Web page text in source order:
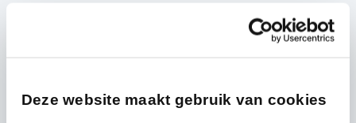
Deze website maakt gebruik van cookies
Wachtwoord: